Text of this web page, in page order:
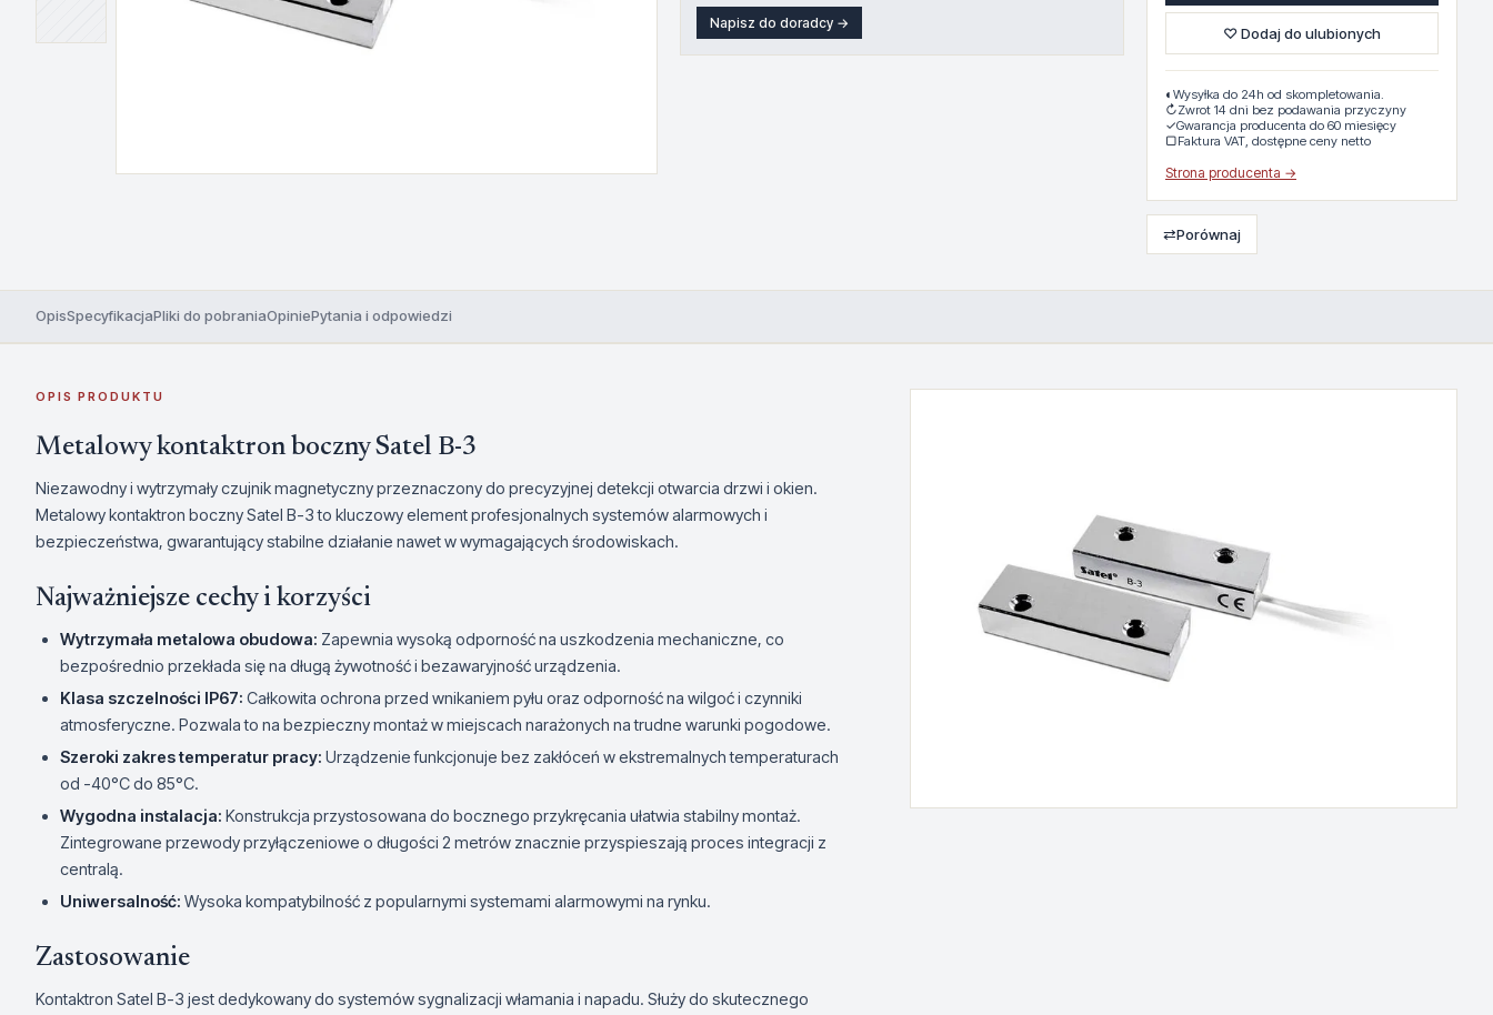
Napisz do doradcy →
♡ Dodaj do ulubionych
◐ Wysyłka do 24h od skompletowania.
↻Zwrot 14 dni bez podawania przyczyny
✓Gwarancja producenta do 60 miesięcy
▢Faktura VAT, dostępne ceny netto
Strona producenta →
⇄Porównaj
OpisSpecyfikacjaPliki do pobraniaOpiniePytania i odpowiedzi
OPIS PRODUKTU
Metalowy kontaktron boczny Satel B-3
Niezawodny i wytrzymały czujnik magnetyczny przeznaczony do precyzyjnej detekcji otwarcia drzwi i okien.
Metalowy kontaktron boczny Satel B-3 to kluczowy element profesjonalnych systemów alarmowych i
bezpieczeństwa, gwarantujący stabilne działanie nawet w wymagających środowiskach.
Najważniejsze cechy i korzyści
Wytrzymała metalowa obudowa: Zapewnia wysoką odporność na uszkodzenia mechaniczne, co
bezpośrednio przekłada się na długą żywotność i bezawaryjność urządzenia.
Klasa szczelności IP67: Całkowita ochrona przed wnikaniem pyłu oraz odporność na wilgoć i czynniki
atmosferyczne. Pozwala to na bezpieczny montaż w miejscach narażonych na trudne warunki pogodowe.
Szeroki zakres temperatur pracy: Urządzenie funkcjonuje bez zakłóceń w ekstremalnych temperaturach
od -40°C do 85°C.
Wygodna instalacja: Konstrukcja przystosowana do bocznego przykręcania ułatwia stabilny montaż.
Zintegrowane przewody przyłączeniowe o długości 2 metrów znacznie przyspieszają proces integracji z
centralą.
Uniwersalność: Wysoka kompatybilność z popularnymi systemami alarmowymi na rynku.
Zastosowanie
Kontaktron Satel B-3 jest dedykowany do systemów sygnalizacji włamania i napadu. Służy do skutecznego